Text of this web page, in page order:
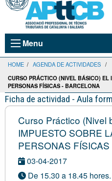
Menu
HOME / AGENDA DE ACTIVIDADES /
CURSO PRÁCTICO (NIVEL BÁSICO)
PERSONAS FÍSICAS - BARCELONA
Ficha de actividad - Aula
Curso Práctico (Nivel
IMPUESTO SOBRE
PERSONAS
03-04-2017
De 15.30 a 18.45 hores.